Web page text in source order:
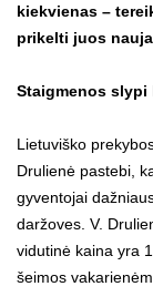
kiekvienas –
prikelti juos
Staigmenos
Lietuviško
Drulienė pastebi,
gyventojai
daržoves. V.
vidutinė kaina yra
šeimos